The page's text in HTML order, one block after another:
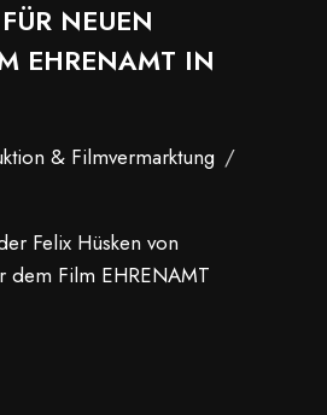
NEUEN
EHRENAMT IN
& Filmvermarktung
Felix Hüsken von
dem Film EHRENAMT